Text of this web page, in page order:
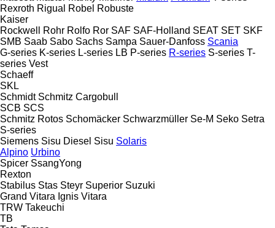
Rexroth Rigual Robel Robuste
Kaiser
Rockwell
Rohr Rolfo Ror SAF SAF-Holland SEAT SET SKF
SMB Saab Sabo Sachs Sampa Sauer-Danfoss Scania
G-series K-series L-series LB P-series R-series S-series T-
series Vest
Schaeff
SKL
Schmidt Schmitz Cargobull
SCB SCS
Schmitz Rotos Schomäcker Schwarzmüller Se-M Seko Setra
S-series
Siemens Sisu Diesel Sisu Solaris
Alpino Urbino
Spicer SsangYong
Rexton
Stabilus Stas Steyr Superior Suzuki
Grand Vitara Ignis Vitara
TRW Takeuchi
TB